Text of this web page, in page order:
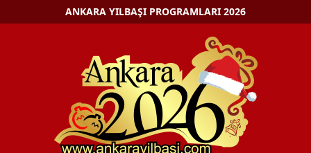
ANKARA YILBAŞI PROGRAMLARI 2026